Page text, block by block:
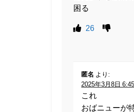
困る
26
匿名 より:
2025年3月8日
これ
おばニューが